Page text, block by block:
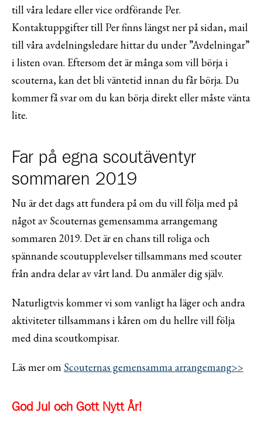
till våra ledare eller vice ordförande Per.
Kontaktuppgifter till Per finns längst ner på sidan, mail
till våra avdelningsledare hittar du under ”Avdelningar”
i listen ovan. Eftersom det är många som vill börja i
scouterna, kan det bli väntetid innan du får börja. Du
kommer få svar om du kan börja direkt eller måste vänta
lite.
Far på egna scoutäventyr
sommaren 2019
Nu är det dags attfundera påom du vill följa med på
något av Scouternas gemensamma arrangemang
sommaren 2019. Det är en chans till roliga och
spännande scoutupplevelser tillsammans med scouter
från andra delar av vårt land. Du anmäler dig själv.
Naturligtvis kommer vi som vanligt ha läger och andra
aktiviteter tillsammans i kåren om du hellre vill följa
med dina scoutkompisar.
Läs mer om Scouternas gemensamma arrangemang>>
God Jul och Gott Nytt År!